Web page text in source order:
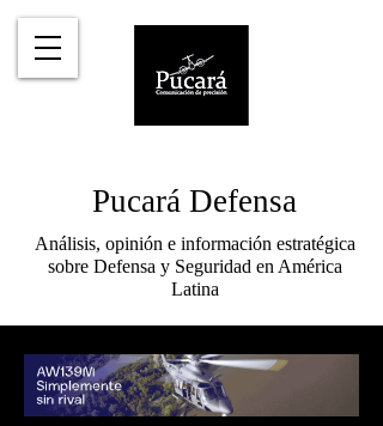
Pucará Defensa
Análisis, opinión e información estratégica
sobre Defensa y Seguridad en América
Latina